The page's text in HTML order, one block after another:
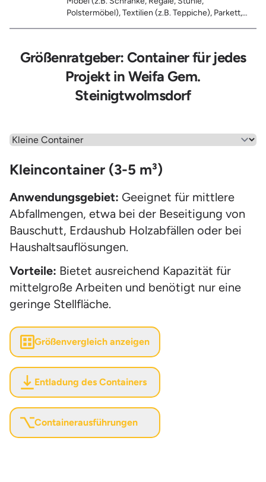
Polstermöbel), Textilien (z.B. Teppiche), Parkett,
Fässer, Eimer, Sonstiger Hausstand
Größenratgeber: Container für jedes
Projekt in Weifa Gem.
Steinigtwolmsdorf
Wähle einen Menüpunkt aus
Kleincontainer (3-5 m³)
Anwendungsgebiet: Geeignet für mittlere
Abfallmengen, etwa bei der Beseitigung von
Bauschutt, Erdaushub Holzabfällen oder bei
Haushaltsauflösungen.
Vorteile: Bietet ausreichend Kapazität für
mittelgroße Arbeiten und benötigt nur eine
geringe Stellfläche.
Größenvergleich anzeigen
Entladung des Containers
Containerausführungen